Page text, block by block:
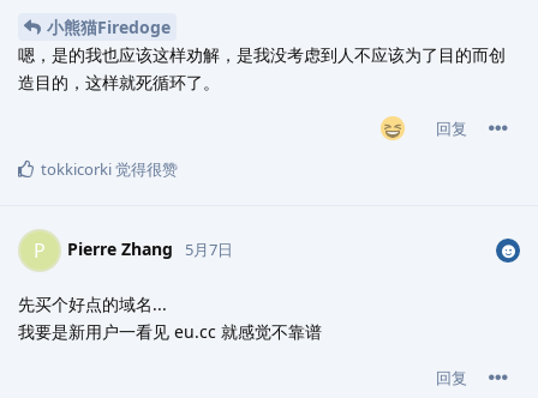
小熊猫Firedoge
嗯，是的我也应该这样劝解，是我没考虑到人不应该为了目的而创
造目的，这样就死循环了。
回复
tokkicorki觉得很赞
P Pierre Zhang 5月7日
先买个好点的域名...
我要是新用户一看见 eu.cc 就感觉不靠谱
回复